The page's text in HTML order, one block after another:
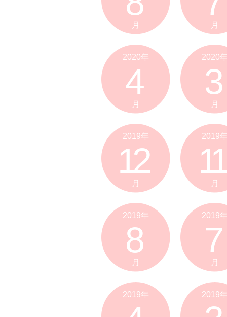
月 月
2020年
4
月
2020
3
月
2019年
12
月
2019
11
月
2019年
8
月
2019
7
月
2019年 2019